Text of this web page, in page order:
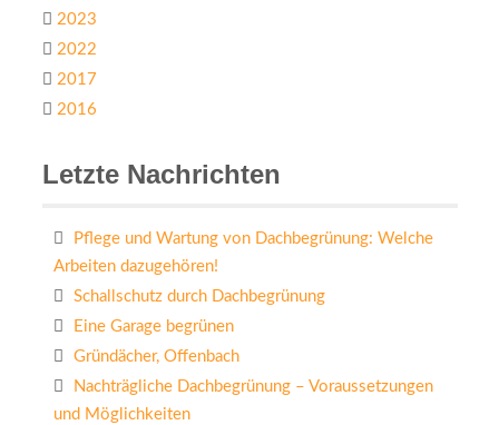
2023
2022
2017
2016
Letzte Nachrichten
Pflege und Wartung von Dachbegrünung: Welche
Arbeiten dazugehören!
Schallschutz durch Dachbegrünung
Eine Garage begrünen
Gründächer, Offenbach
Nachträgliche Dachbegrünung – Voraussetzungen
und Möglichkeiten